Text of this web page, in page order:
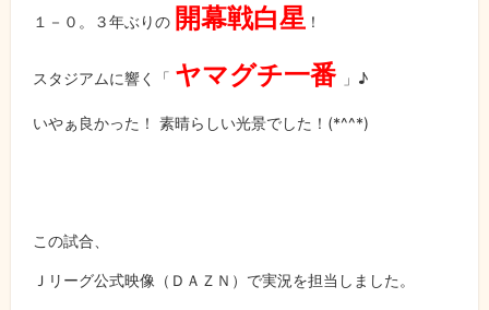
１－０。３年ぶりの 開幕戦白星 ！
スタジアムに響く「 ヤマグチ一番 」♪
いやぁ良かった！ 素晴らしい光景でした！ (*^^*)
この試合、
Ｊリーグ公式映像（ＤＡＺＮ）で実況を担当しました。